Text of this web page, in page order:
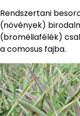
Rendszertani
(növények)
(broméliafélék)
a comosus fajba.